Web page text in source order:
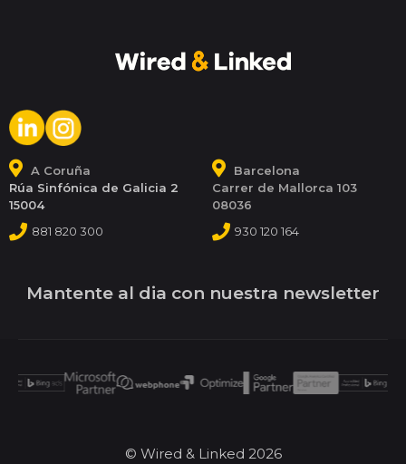
A Coruña
Rúa Sinfónica de Galicia 2
15004
881 820 300
Barcelona
Carrer de Mallorca 103
08036
930 120 164
Mantente al dia con nuestra newsletter
© Wired & Linked 2026